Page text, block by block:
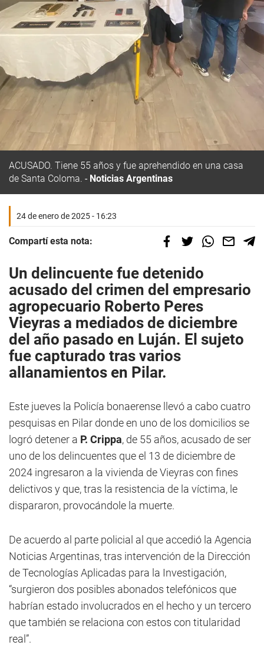
ACUSADO. Tiene 55 años y fue aprehendido en una casa
de Santa Coloma.
Noticias Argentinas
24 de enero de 2025 - 16:23
Compartí esta nota:
Un delincuente fue detenido
acusado del crimen del empresario
agropecuario Roberto Peres
Vieyras a mediados de diciembre
del año pasado en Luján. El sujeto
fue capturado tras varios
allanamientos en Pilar.
Este jueves la Policía bonaerense llevó a cabo cuatro
pesquisas en Pilar donde en uno de los domicilios se
logró detener a P. Crippa, de 55 años, acusado de ser
uno de los delincuentes que el 13 de diciembre de
2024 ingresaron a la vivienda de Vieyras con fines
delictivos y que, tras la resistencia de la víctima, le
dispararon, provocándole la muerte.
De acuerdo al parte policial al que accedió la Agencia
Noticias Argentinas, tras intervención de la Dirección
de Tecnologías Aplicadas para la Investigación,
“surgieron dos posibles abonados telefónicos que
habrían estado involucrados en el hecho y un tercero
que también se relaciona con estos con titularidad
real”.